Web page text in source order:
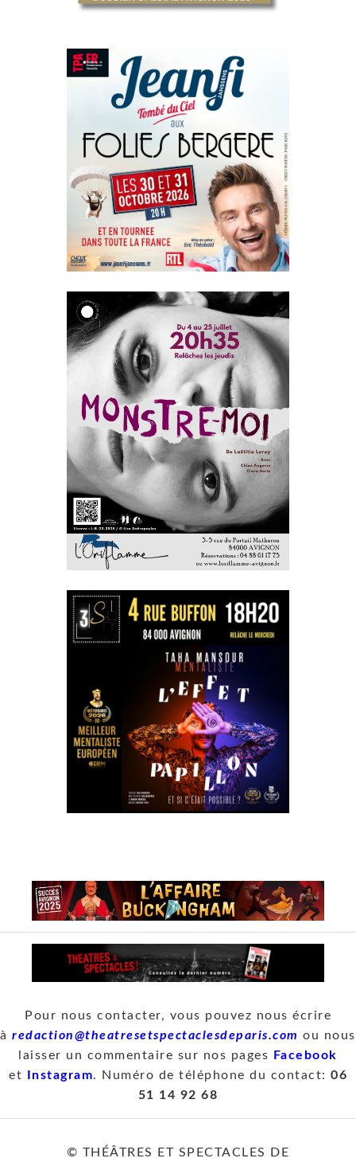
Pour nous contacter, vous pouvez nous écrire
àredaction@theatresetspectaclesdeparis.com ou nous
laisser un commentaire sur nos pages
Facebook
et Instagram. Numéro de téléphone du contact: 06
51 14 92 68
© THÉÂTRES ET SPECTACLES DE